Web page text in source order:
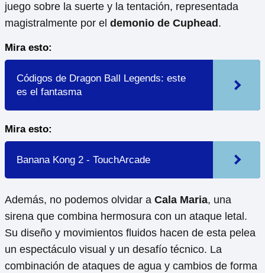
juego sobre la suerte y la tentación, representada
magistralmente por el demonio de Cuphead .
Mira esto:
Códigos de Dragon Ball Legends: este
es el fantasma
Mira esto:
Banana Kong 2 - TouchArcade
Además, no podemos olvidar a Cala Maria, una
sirena que combina hermosura con un ataque letal.
Su diseño y movimientos fluidos hacen de esta pelea
un espectáculo visual y un desafío técnico. La
combinación de ataques de agua y cambios de forma